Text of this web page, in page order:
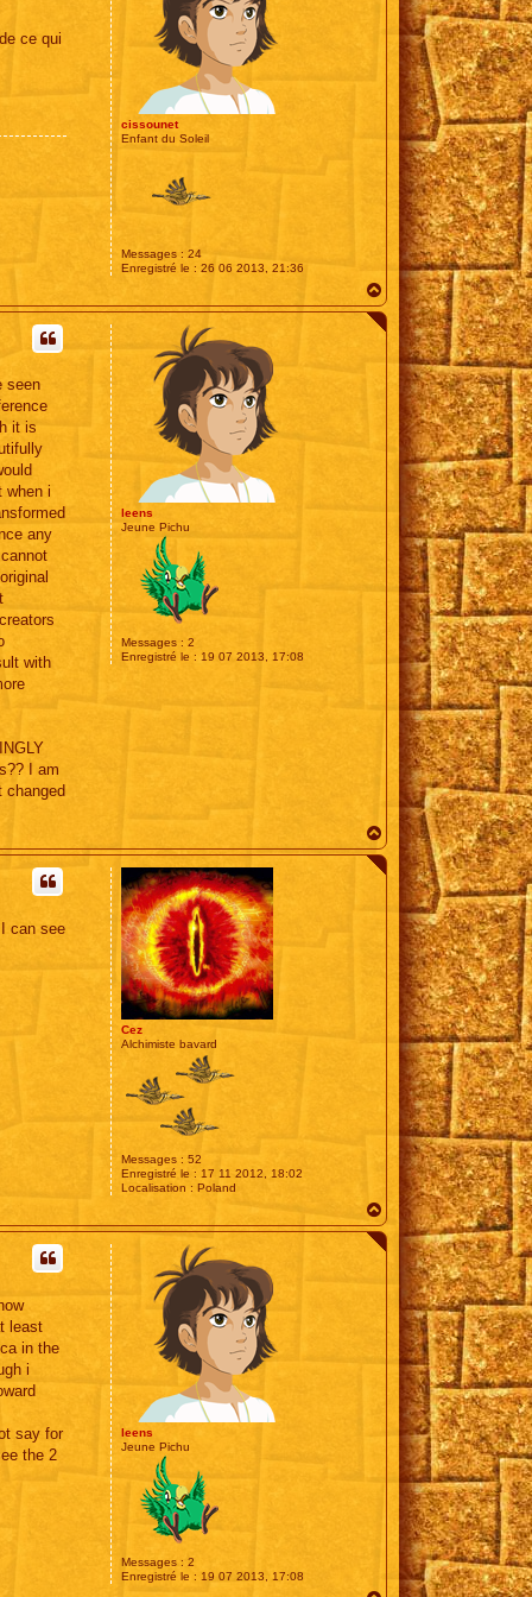
cissounet
Enfant du Soleil
Messages : 24
Enregistré le : 26 06 2013, 21:36
ce qui
a
u
leens
Jeune Pichu
Messages : 2
Enregistré le : 19 07 2013, 17:08
seen
it is
when i
any
with
I am
changed
a
u
Cez
Alchimiste bavard
Messages : 52
Enregistré le : 17 11 2012, 18:02
Localisation : Poland
can see
a
u
leens
Jeune Pichu
Messages : 2
Enregistré le : 19 07 2013, 17:08
least
in the
i
say for
the 2